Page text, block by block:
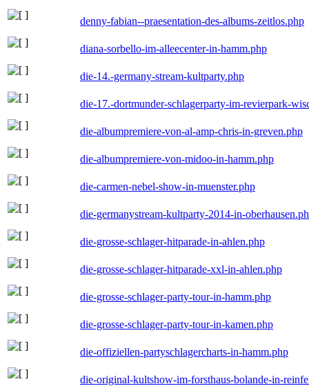
denny-fabian--praesentation-des-albums-zeitlos.php
diana-sorbello-im-alleecenter-in-hamm.php
die-14.-germany-stream-kultparty.php
die-17.-dortmunder-schlagerparty-im-revierpark-
die-albumpremiere-von-al-amp-chris-in-greven.php
die-albumpremiere-von-midoo-in-hamm.php
die-carmen-nebel-show-in-muenster.php
die-germanystream-kultparty-2014-in-
die-grosse-schlager-hitparade-in-ahlen.php
die-grosse-schlager-hitparade-xxl-in-ahlen.php
die-grosse-schlager-party-tour-in-hamm.php
die-grosse-schlager-party-tour-in-kamen.php
die-offiziellen-partyschlagercharts-in-hamm.php
die-original-kultshow-im-forsthaus-bolande-in-